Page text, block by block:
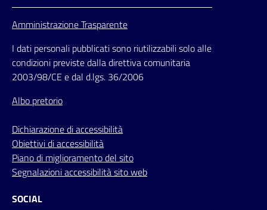
Amministrazione Trasparente
I dati personali pubblicati sono riutilizzabili solo alle
condizioni previste dalla direttiva comunitaria
2003/98/CE e dal d.lgs. 36/2006
Albo pretorio
Dichiarazione di accessibilità
Obiettivi di accessibilità
Piano di miglioramento del sito
Segnalazioni accessibilità sito web
SOCIAL